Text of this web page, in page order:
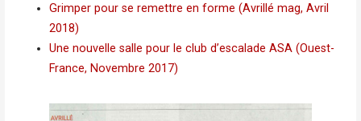
Grimper pour se remettre en forme (Avrillé mag, Avril
2018)
Une nouvelle salle pour le club d’escalade ASA (Ouest-
France, Novembre 2017)